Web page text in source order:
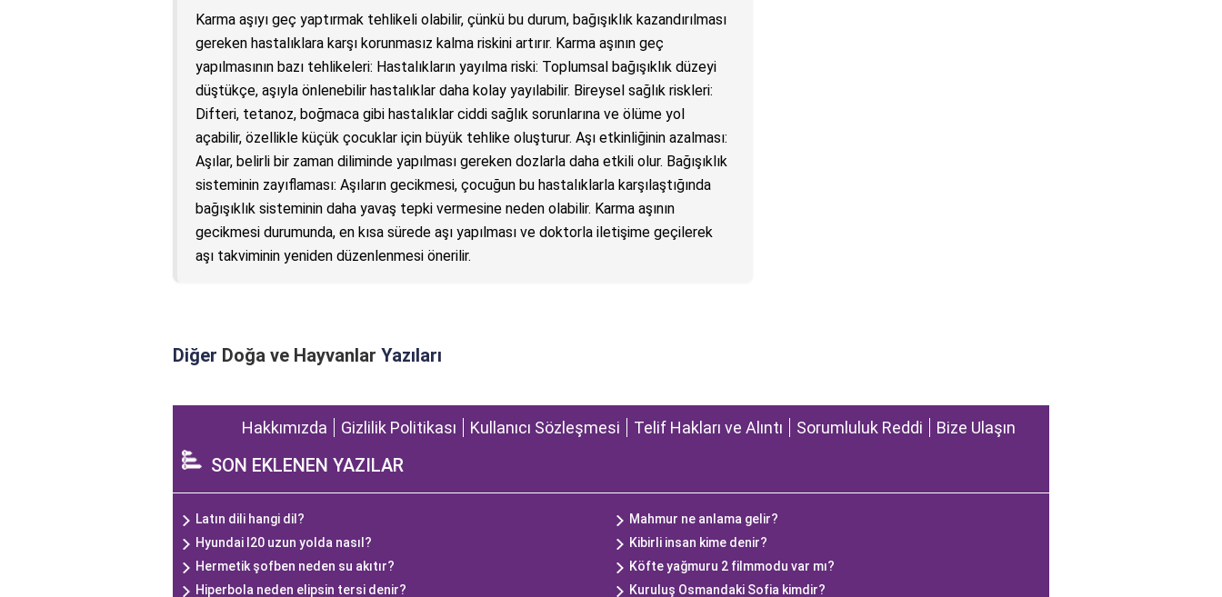
Karma aşıyı geç yaptırmak tehlikeli olabilir, çünkü bu durum, bağışıklık kazandırılması
gereken hastalıklara karşı korunmasız kalma riskini artırır. Karma aşının geç
yapılmasının bazı tehlikeleri: Hastalıkların yayılma riski: Toplumsal bağışıklık düzeyi
düştükçe, aşıyla önlenebilir hastalıklar daha kolay yayılabilir. Bireysel sağlık riskleri:
Difteri, tetanoz, boğmaca gibi hastalıklar ciddi sağlık sorunlarına ve ölüme yol
açabilir, özellikle küçük çocuklar için büyük tehlike oluşturur. Aşı etkinliğinin azalması:
Aşılar, belirli bir zaman diliminde yapılması gereken dozlarla daha etkili olur. Bağışıklık
sisteminin zayıflaması: Aşıların gecikmesi, çocuğun bu hastalıklarla karşılaştığında
bağışıklık sisteminin daha yavaş tepki vermesine neden olabilir. Karma aşının
gecikmesi durumunda, en kısa sürede aşı yapılması ve doktorla iletişime geçilerek
aşı takviminin yeniden düzenlenmesi önerilir.
Diğer Doğa ve Hayvanlar Yazıları
Hakkımızda Gizlilik Politikası Kullanıcı Sözleşmesi Telif Hakları ve Alıntı Sorumluluk Reddi Bize Ulaşın
SON EKLENEN YAZILAR
Latın dili hangi dil?
Mahmur ne anlama gelir?
Hyundai I20 uzun yolda nasıl?
Kibirli insan kime denir?
Hermetik şofben neden su akıtır?
Köfte yağmuru 2 filmmodu var mı?
Hiperbola neden elipsin tersi denir?
Kuruluş Osmandaki Sofia kimdir?